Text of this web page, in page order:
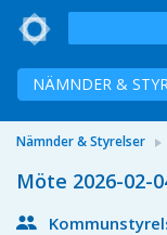
NÄMNDER &
Nämnder & Styrelser
Möte 2026-02-